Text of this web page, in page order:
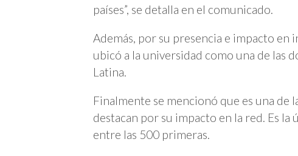
países”, se detalla en el comunicado.
Además, por su presencia e impacto
ubicó a la universidad como una de las
Latina.
Finalmente se mencionó que es una de
destacan por su impacto en la red. Es la
entre las 500 primeras.